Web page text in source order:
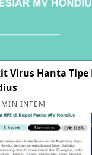
Virus Hanta Tipe
INFEM